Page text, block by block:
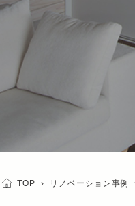
TOP › リノベーション事例